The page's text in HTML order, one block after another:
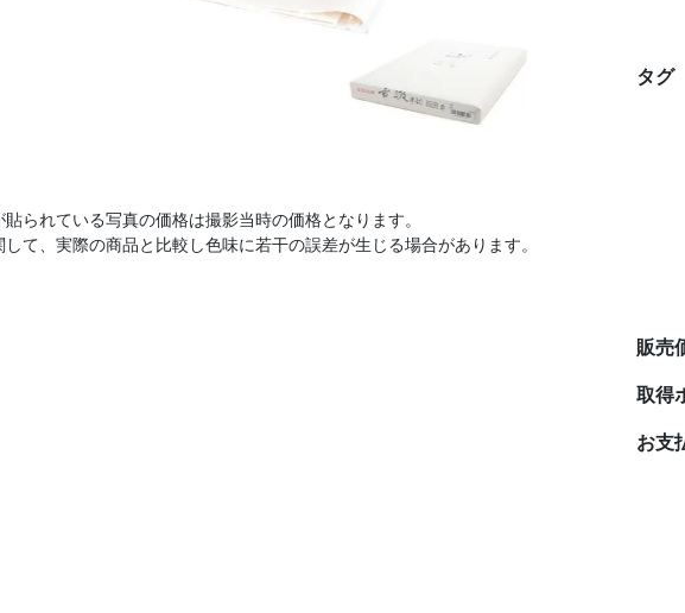
られている写真の価格は撮影当時の価格となります。
て、実際の商品と比較し色味に若干の誤差が生じる場合があります。
タグ
販売
取得
お支